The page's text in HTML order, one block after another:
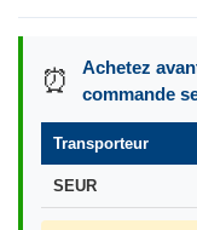
⏰
Achetez
commande
Transporteur
SEUR